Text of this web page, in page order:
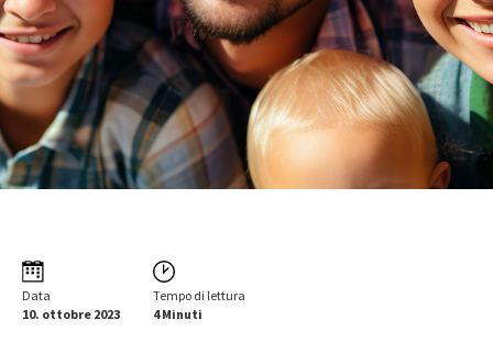
Data
10. ottobre 2023
Tempo di lettura
4 Minuti